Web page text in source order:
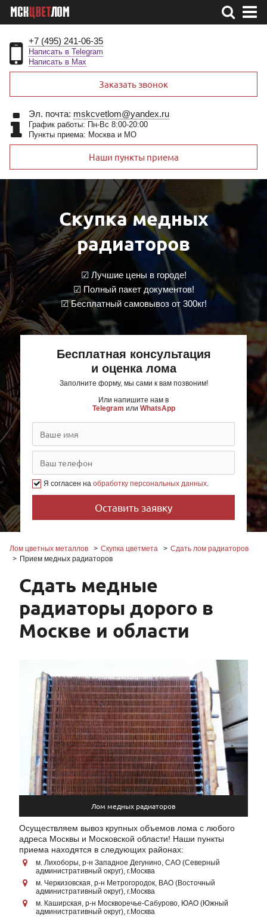
+7 (495) 241-06-35
Написать в Telegram
Написать в Max
Заказать звонок
Эл. почта: mskcvetlom@yandex.ru
График работы: Пн-Вс 8:00-20:00
Пункты приема: Москва и МО
Наши пункты приема
Скупка медных
радиаторов
☑ Лучшие цены в городе!
☑ Полный пакет документов!
☑ Бесплатный самовывоз от 300кг!
Бесплатная консультация
и оценка лома
Заполните форму, мы сами к вам позвоним!
Или напишите нам в
Telegram или WhatsApp
Я согласен на обработку персональных данных.
Лом цветных металлов Скупка цветмета
Сдать лом радиаторов
Прием медных радиаторов
Сдать медные
радиаторы дорого в
Москве и области
Лом медных радиаторов
Осуществляем вывоз крупных объемов лома с любого
адреса Москвы и Московской области! Наши пункты
приема находятся в следующих районах:
м. Лихоборы, р-н Западное Дегунино, САО (Северный
административный округ), г.Москва
м. Черкизовская, р-н Метрогородок, ВАО (Восточный
административный округ), г.Москва
м. Каширская, р-н Москворечье-Сабурово, ЮАО (Южный
административный округ), г.Москва